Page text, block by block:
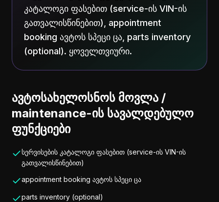
კატალოგი ფასებით (service-ის VIN-ის
გათვალისწინებით), appointment
booking ავტოს სპეცი ცა, parts inventory
(optional). ყოველთვიური.
ავტოსახელოსნოს მოვლა /
maintenance-ის სავალდებულო
ფუნქციები
სერვისების კატალოგი ფასებით (service-ის VIN-ის
გათვალისწინებით)
appointment booking ავტოს სპეცი ცა
parts inventory (optional)